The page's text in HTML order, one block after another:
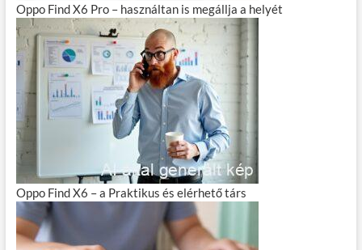
Oppo Find X6 Pro – használtan is megállja a helyét
Oppo Find X6 – a Praktikus és elérhető társ